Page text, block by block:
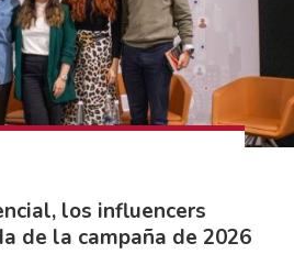
los influencers
de la campaña de 2026